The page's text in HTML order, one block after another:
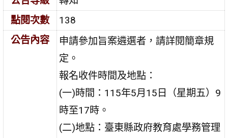
點閱次數
138
公告內容
申請參加旨案遴選者，請詳閱簡章規
定。
報名收件時間及地點：
(一)時間：115年5月15日（星期五）9
時至17時。
(二)地點：臺東縣政府教育處學務管理